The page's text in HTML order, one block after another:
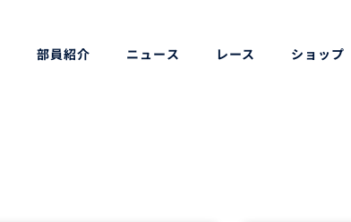
部員紹介 ニュース レース ショップ